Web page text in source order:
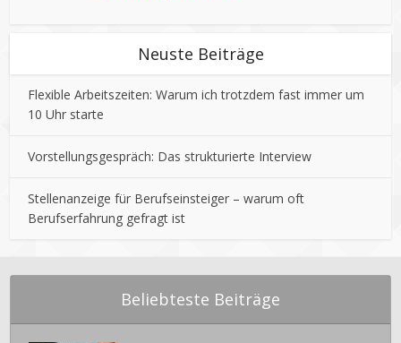
Neuste Beiträge
Flexible Arbeitszeiten: Warum ich trotzdem fast immer um
10 Uhr starte
Vorstellungsgespräch: Das strukturierte Interview
Stellenanzeige für Berufseinsteiger – warum oft
Berufserfahrung gefragt ist
Beliebteste Beiträge